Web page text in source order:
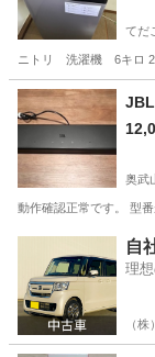
てだ
ニトリ 洗濯機 6キロ
沖縄 浦添市
奥武
動作確認正常です。 型
奥
自
理
（